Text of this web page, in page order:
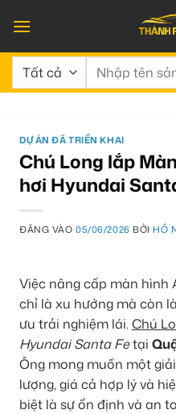
qua
nội
dung
Tìm
DỰ ÁN ĐÃ TRIỂN KHAI
Chú Long lắp
hơi Hyundai
ĐĂNG VÀO05/06/2026 BỞI HỒ
Việc nâng cấp màn hình
chỉ là xu hướng mà còn
ưu trải nghiệm lái.Chú
Hyundai Santa Fetại
Ông mong muốn một
lượng, giá cả hợp lý và
biệt là sự ổn định và an